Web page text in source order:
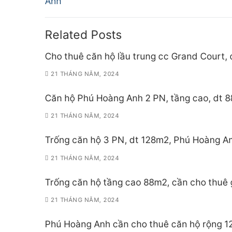
bài
viết
Related Posts
Cho thuê căn hộ lầu trung cc Grand
21 THÁNG NĂM, 2024
Căn hộ Phú Hoàng Anh 2 PN, tầng cao, dt
21 THÁNG NĂM, 2024
Trống căn hộ 3 PN, dt 128m2, Phú Hoàng
21 THÁNG NĂM, 2024
Trống căn hộ tầng cao 88m2, cần cho thuê
21 THÁNG NĂM, 2024
Phú Hoàng Anh cần cho thuê căn hộ rộng